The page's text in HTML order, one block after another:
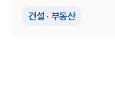
건설 · 부동산